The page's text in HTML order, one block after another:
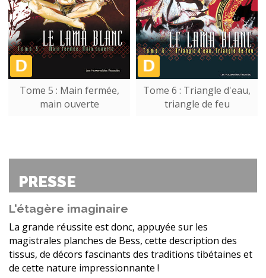
Tome 5 : Main fermée,
main ouverte
Tome 6 : Triangle d'eau,
triangle de feu
PRESSE
L'étagère imaginaire
La grande réussite est donc, appuyée sur les
magistrales planches de Bess, cette description des
tissus, de décors fascinants des traditions tibétaines et
de cette nature impressionnante !